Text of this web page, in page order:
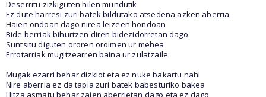
Deserritu zizkiguten hilen mundutik
Ez dute harresi zuri batek bildutako atsedena azken aberria
Haien ondoan dago nirea leizeen hondoan
Bide berriak bihurtzen diren bidezidorretan dago
Suntsitu diguten ororen oroimen ur mehea
Errotarriak mugitzearren baina ur zulatzaile
Mugak ezarri behar dizkiot eta ez nuke bakartu nahi
Nire aberria ez da tapia zuri batek babesturiko bakea
Hitza asmatu behar zaien aberrietan dago eta ez dago